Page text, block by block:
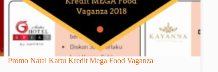
Promo Natal Kartu Kredit Mega Food Vaganza